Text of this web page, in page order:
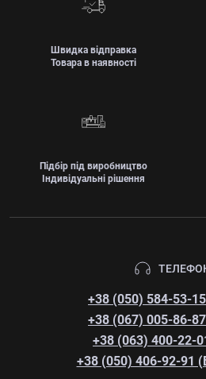
Швидка відправка
Товара в наявності
Підбір під виробництво
Індивідуальні рішення
+38 (050) 584-53-
+38 (067) 005-86-
+38 (063) 400-22-
+38 (050) 406-92-91